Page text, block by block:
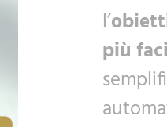
l’
più